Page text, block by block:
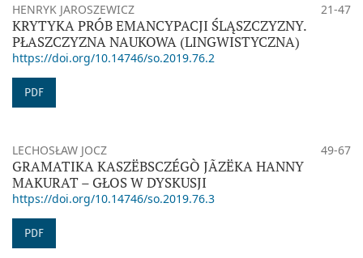
HENRYK JAROSZEWICZ 21-47
KRYTYKA PRÓB EMANCYPACJI ŚLĄSZCZYZNY.
PŁASZCZYZNA NAUKOWA (LINGWISTYCZNA)
https://doi.org/10.14746/so.2019.76.2
PDF
LECHOSŁAW JOCZ 49-67
GRAMATIKA KASZËBSCZÉGÒ JÃZËKA HANNY
MAKURAT – GŁOS W DYSKUSJI
https://doi.org/10.14746/so.2019.76.3
PDF